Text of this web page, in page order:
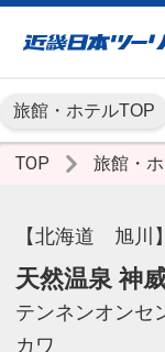
旅館・ホテルTOP
TOP 旅館・
【北海道 旭川】
天然温泉 神
テンネンオンセ
カワ